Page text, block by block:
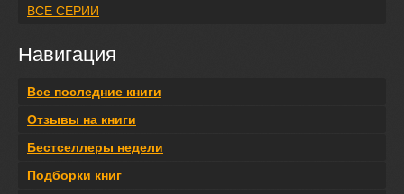
ВСЕ СЕРИИ
Навигация
Все последние книги
Отзывы на книги
Бестселлеры недели
Подборки книг